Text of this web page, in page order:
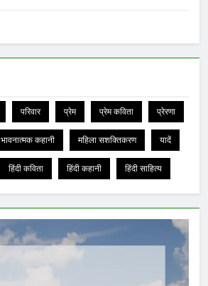
परिवार प्रेम प्रेम कविता प्रेरणा
भावनात्मक कहानी महिला सशक्तिकरण यादें
हिंदी कविता हिंदी कहानी हिंदी साहित्य